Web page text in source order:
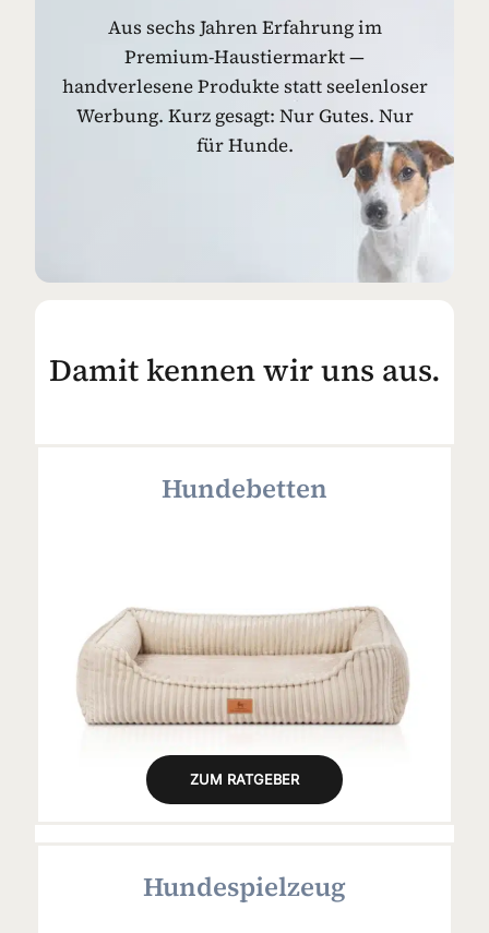
Aus sechs Jahren Erfahrung im
Premium-Haustiermarkt —
handverlesene Produkte statt seelenloser
Werbung. Kurz gesagt: Nur Gutes. Nur
für Hunde.
Damit kennen wir uns aus.
Hundebetten
ZUM RATGEBER
Hundespielzeug